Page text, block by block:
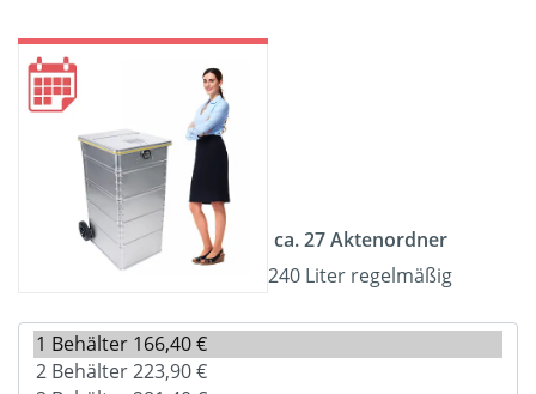
ca. 27 Aktenordner
240 Liter regelmäßig